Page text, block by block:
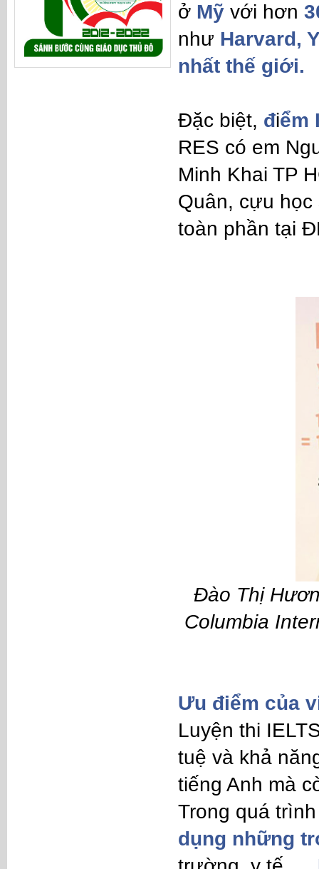
ở Mỹ với hơn
như Harvard,
nhất thế giới.
Đặc biệt, điểm
RES có em
Minh Khai TP
Quân, cựu học
toàn phần tại
Đào Thị
Columbia
Ưu điểm của
Luyện thi
tuệ và khả
tiếng Anh mà
Trong quá
dụng những